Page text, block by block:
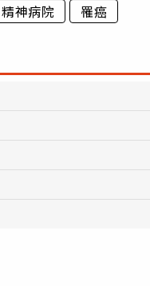
精神病院 罹癌